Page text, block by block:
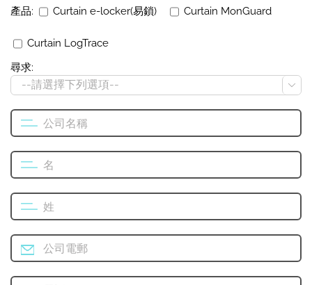
產品: Curtain e-locker(易鎖) Curtain MonGuard
Curtain LogTrace
尋求:
